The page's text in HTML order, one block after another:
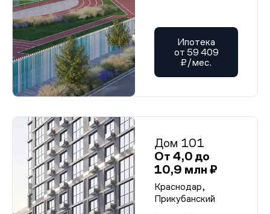
Ипотека
от 59 409
₽/мес.
Дом 101
От 4,0 до
10,9 млн ₽
Краснодар,
Прикубанский